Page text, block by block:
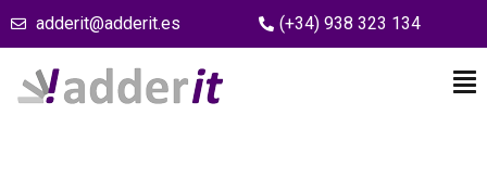
adderit@adderit.es (+34) 938 323 134